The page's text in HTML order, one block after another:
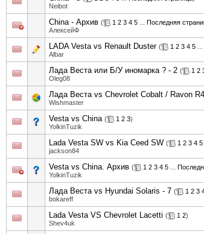
Neibot
China - Архив ( 1 2 3 4 5 Последняя
АлексейФ
LADA Vesta vs Renault Duster ( 1 2 3 4 5
Albar
Лада Веста или Б/У иномарка ? - 2 ( 1 2
Oleg08
Лада Веста vs Chevrolet Cobalt / Ravon R4
Wishmaster
Vesta vs China ( 1 2 3)
YolkinTuzik
Lada Vesta SW vs Kia Ceed SW ( 1 2 3 4 5
jackson84
Vesta vs China. Архив ( 1 2 3 4 5
YolkinTuzik
Лада Веста vs Hyundai Solaris - 7 ( 1 2 3
bokareff
Lada Vesta VS Chevrolet Lacetti ( 1 2)
Shev4uk